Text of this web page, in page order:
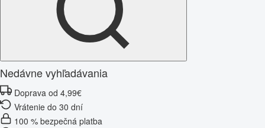
Nedávne vyhľadávania
Doprava od 4,99€
Vrátenie do 30 dní
100 % bezpečná platba